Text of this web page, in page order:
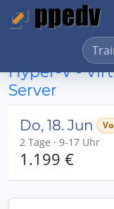
Hyper-V -
Server
Do, 18. Jun
2 Tage · 9-17 Uhr
1.199 €